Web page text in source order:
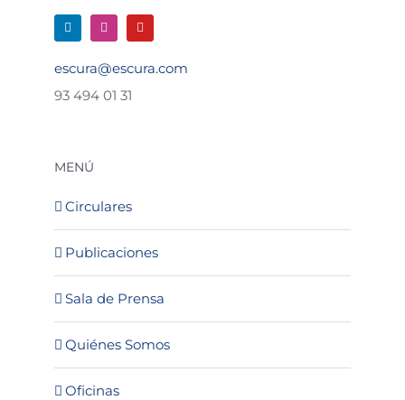
escura@escura.com
93 494 01 31
MENÚ
Circulares
Publicaciones
Sala de Prensa
Quiénes Somos
Oficinas